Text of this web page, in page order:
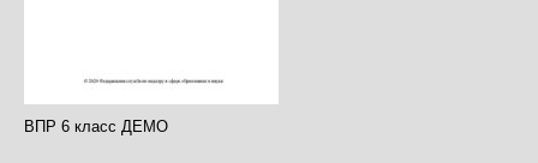
ВПР 6 класс ДЕМО